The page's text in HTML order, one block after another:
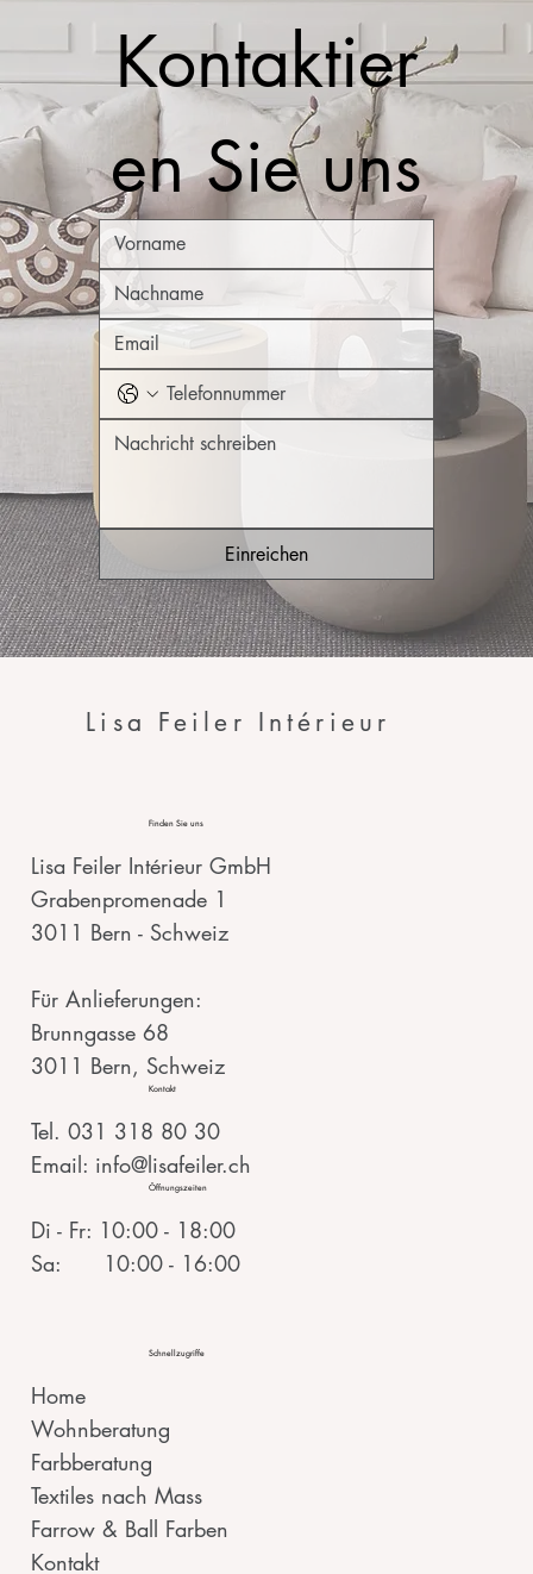
Kontaktier
en Sie uns
Einreichen
Lisa Feiler Intérieur
Finden Sie uns
Lisa Feiler Intérieur GmbH
Grabenpromenade 1
3011 Bern - Schweiz
Für Anlieferungen:
Brunngasse 68
3011 Bern, Schweiz
Kontakt
Tel. 031 318 80 30
Email: info@lisafeiler.ch
Öffnungszeiten
Di - Fr: 10:00 - 18:00
Sa: 10:00 - 16:00
Schnellzugriffe
Home
Wohnberatung
Farbberatung
Textiles nach Mass
Farrow & Ball Farben
Kontakt